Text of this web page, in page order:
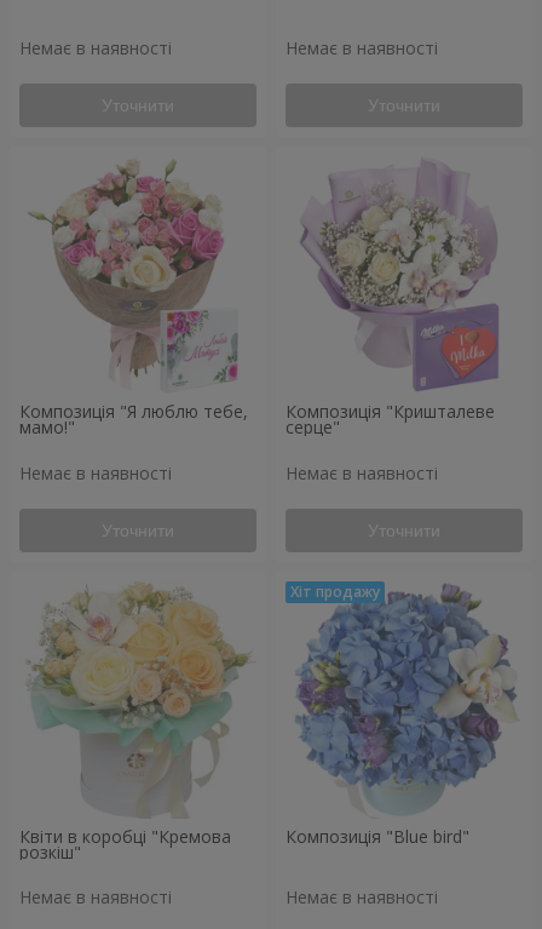
Немає в наявності
Уточнити
Немає в наявності
Уточнити
Композиція "Я люблю тебе,
мамо!"
Немає в наявності
Уточнити
Композиція "Кришталеве
серце"
Немає в наявності
Уточнити
Квіти в коробці "Кремова
розкіш"
Немає в наявності
Композиція "Blue bird"
Немає в наявності